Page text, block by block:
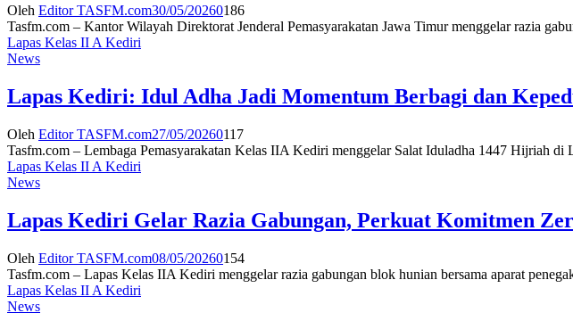
Oleh Editor TASFM.com30/05/20260186
Tasfm.com – Kantor Wilayah Direktorat Jenderal Pemasyarakatan Jawa Timur menggelar razia
Lapas Kelas II A Kediri
News
Lapas Kediri: Idul Adha Jadi Momentum Berbagi dan
Oleh Editor TASFM.com27/05/20260117
Tasfm.com – Lembaga Pemasyarakatan Kelas IIA Kediri menggelar Salat Iduladha 1447 Hijriah
Lapas Kelas II A Kediri
News
Lapas Kediri Gelar Razia Gabungan, Perkuat Komitmen
Oleh Editor TASFM.com08/05/20260154
Tasfm.com – Lapas Kelas IIA Kediri menggelar razia gabungan blok hunian bersama aparat
Lapas Kelas II A Kediri
News